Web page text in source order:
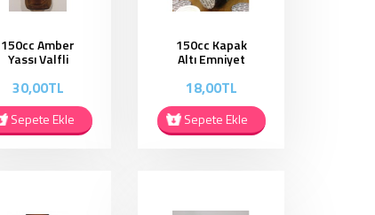
150cc Amber
Yassı Valfli
30,00TL
Sepete Ekle
150cc Kapak
Altı Emniyet
Şişe - PL001
18,00TL
Sepete Ekle